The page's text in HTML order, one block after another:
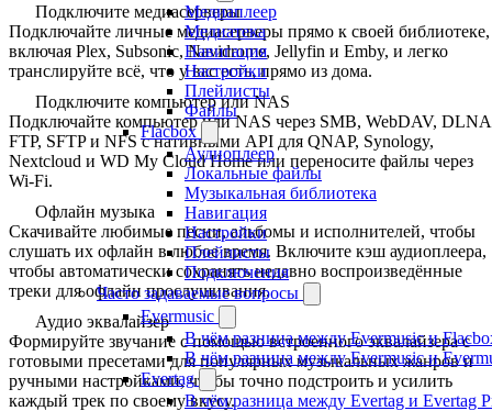
Медиаплеер
Медиатека
Навигация
Настройки
Плейлисты
Файлы
Flacbox
Аудиоплеер
Локальные файлы
Музыкальная библиотека
Навигация
Настройки
Плейлисты
Подключения
Часто задаваемые вопросы
Evermusic
В чём разница между Evermusic и
В чём разница между Evermusic и
Evertag
В чём разница между Evertag и Evertag
Подключите медиасерверы
Подключайте личные медиасерверы прямо к своей библиотеке,
включая Plex, Subsonic, Navidrome, Jellyfin и Emby, и легко
транслируйте всё, что у вас есть, прямо из дома.
Подключите компьютер или NAS
Подключайте компьютер или NAS через SMB, WebDAV,
FTP, SFTP и NFS с нативными API для QNAP, Synology,
Nextcloud и WD My Cloud Home или переносите файлы через
Wi-Fi.
Офлайн музыка
Скачивайте любимые песни, альбомы и исполнителей, чтобы
слушать их офлайн в любое время. Включите кэш аудиоплеера,
чтобы автоматически сохранять недавно воспроизведённые
треки для офлайн прослушивания.
Аудио эквалайзер
Формируйте звучание с помощью встроенного эквалайзера с
готовыми пресетами для популярных музыкальных жанров и
ручными настройками, чтобы точно подстроить и усилить
каждый трек по своему вкусу.